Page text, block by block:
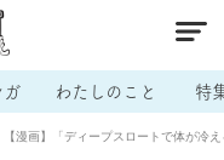
ガ わたしのこと 特
【漫画】「ディープスロートで体が冷
セフレ # 不倫
# ラブグッズ # 体の相